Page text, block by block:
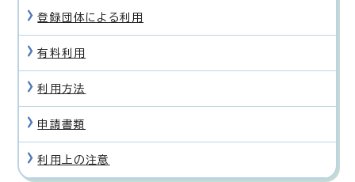
登録団体による利用
有料利用
利用方法
申請書類
利用上の注意